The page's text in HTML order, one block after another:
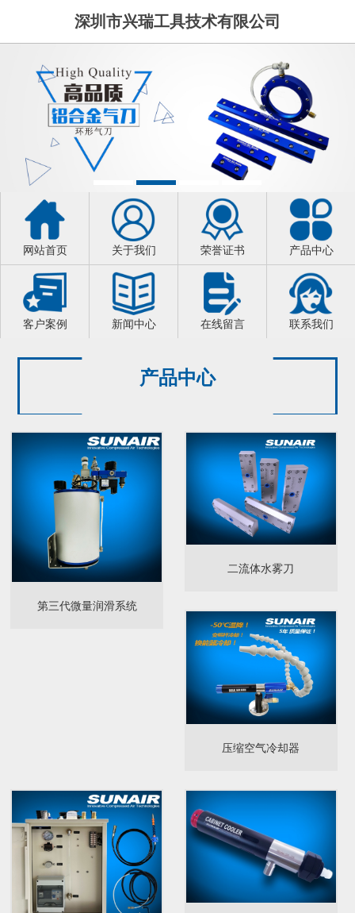
深圳市兴瑞工具技术有限公司
网站首页 关于我们 荣誉证书 产品中心
客户案例 新闻中心 在线留言 联系我们
产品中心
第三代微量润滑系统
二流体水雾刀
压缩空气冷却器